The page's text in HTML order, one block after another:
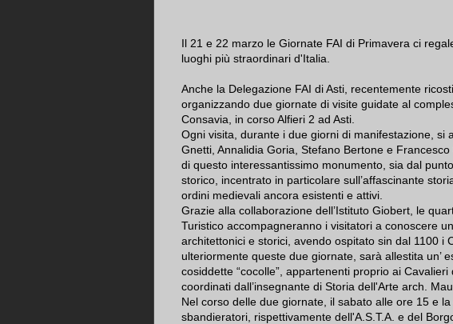
Il 21 e 22 marzo le Giornate FAI di Primavera ci
luoghi più straordinari d'Italia.
Anche la Delegazione FAI di Asti, recentemente
organizzando due giornate di visite guidate al
Consavia, in corso Alfieri 2 ad Asti.
Ogni visita, durante i due giorni di manifestazione, si
Gnetti, Annalidia Goria, Stefano Bertone e
di questo interessantissimo monumento, sia dal
storico, incentrato in particolare sull’affascinante
ordini medievali ancora esistenti e attivi.
Grazie alla collaborazione dell’Istituto Giobert, le
Turistico accompagneranno i visitatori a conoscere
architettonici e storici, avendo ospitato sin dal 1100 i
ulteriormente queste due giornate, sarà allestita un’
cosiddette “cocolle”, appartenenti proprio ai
coordinati dall’insegnante di Storia dell'Arte arch.
Nel corso delle due giornate, il sabato alle ore 15 e
sbandieratori, rispettivamente dell'A.S.T.A. e del